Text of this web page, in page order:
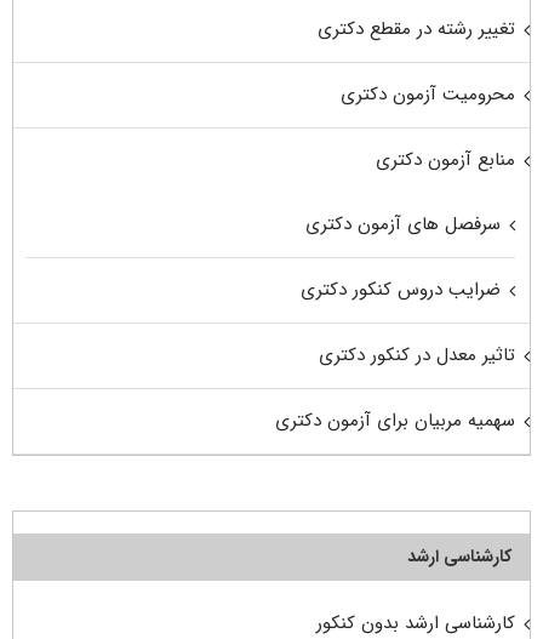
تغییر رشته در مقطع دکتری
محرومیت آزمون دکتری
منابع آزمون دکتری
سرفصل های آزمون دکتری
ضرایب دروس کنکور دکتری
تاثیر معدل در کنکور دکتری
سهمیه مربیان برای آزمون دکتری
کارشناسی ارشد
کارشناسی ارشد بدون کنکور